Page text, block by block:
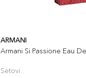
ARMANI
Armani Si Passione Eau
Setovi